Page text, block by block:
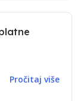
Pročitaj više